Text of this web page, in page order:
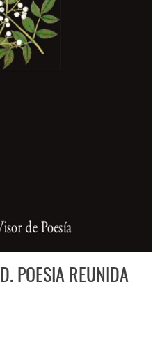
POESIA REUNIDA